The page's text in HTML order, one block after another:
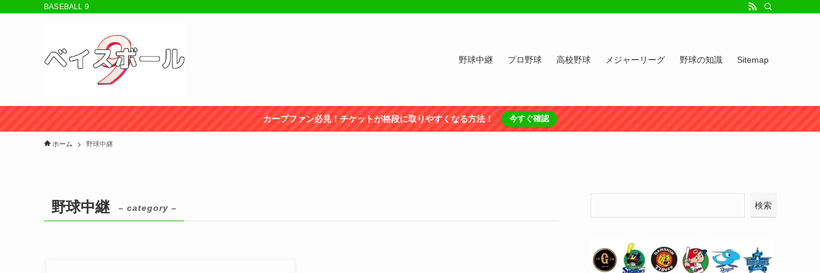
BASEBALL 9
野球中継 プロ野球 高校野球 メジャーリーグ 野球の知識 Sitemap
カープファン必見！チケットが格段に取りやすくなる方法！ 今すぐ確認
ホーム 野球中継
野球中継 – category – 検索